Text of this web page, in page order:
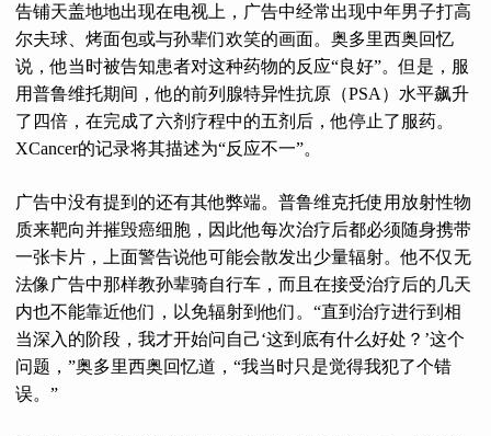
告铺天盖地地出现在电视上，广告中经常出现中年男子打高
尔夫球、烤面包或与孙辈们欢笑的画面。奥多里西奥回忆
说，他当时被告知患者对这种药物的反应“良好”。但是，服
用普鲁维托期间，他的前列腺特异性抗原（PSA）水平飙升
了四倍，在完成了六剂疗程中的五剂后，他停止了服药。
XCancer的记录将其描述为“反应不一”。
广告中没有提到的还有其他弊端。普鲁维克托使用放射性物
质来靶向并摧毁癌细胞，因此他每次治疗后都必须随身携带
一张卡片，上面警告说他可能会散发出少量辐射。他不仅无
法像广告中那样教孙辈骑自行车，而且在接受治疗后的几天
内也不能靠近他们，以免辐射到他们。“直到治疗进行到相
当深入的阶段，我才开始问自己‘这到底有什么好处？’这个
问题，”奥多里西奥回忆道，“我当时只是觉得我犯了个错
误。”